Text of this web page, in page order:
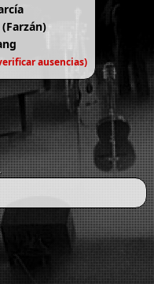
ausencias)